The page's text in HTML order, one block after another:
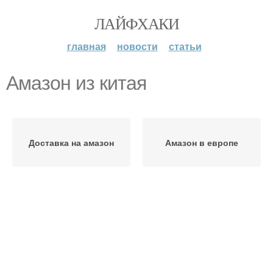
ЛАЙФХАКИ
главная новости статьи
Амазон из китая
Доставка на амазон Амазон в европе